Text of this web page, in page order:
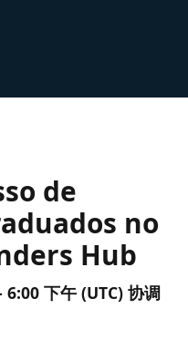
de
no
Hub
下午 (UTC) 协调